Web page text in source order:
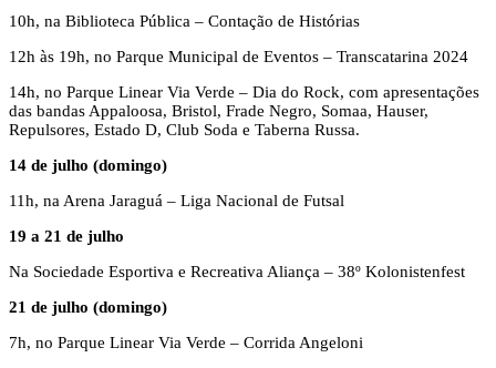
10h, na Biblioteca Pública – Contação de Histórias
12h às 19h, no Parque Municipal de Eventos – Transcatarina 2024
14h, no Parque Linear Via Verde – Dia do Rock, com apresentações
das bandas Appaloosa, Bristol, Frade Negro, Somaa, Hauser,
Repulsores, Estado D, Club Soda e Taberna Russa.
14 de julho (domingo)
11h, na Arena Jaraguá – Liga Nacional de Futsal
19 a 21 de julho
Na Sociedade Esportiva e Recreativa Aliança – 38º Kolonistenfest
21 de julho (domingo)
7h, no Parque Linear Via Verde – Corrida Angeloni